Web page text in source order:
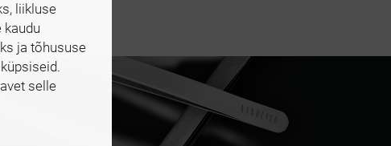
liikluse
ja tõhususe
selle